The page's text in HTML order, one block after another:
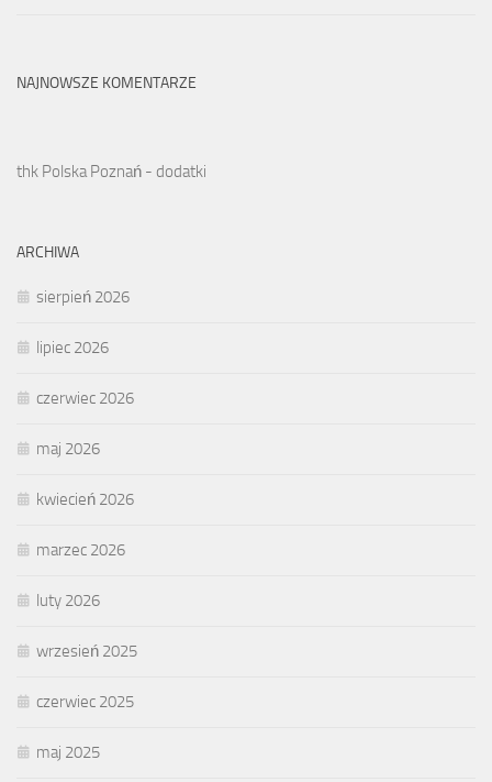
NAJNOWSZE KOMENTARZE
thk Polska Poznań - dodatki
ARCHIWA
sierpień 2026
lipiec 2026
czerwiec 2026
maj 2026
kwiecień 2026
marzec 2026
luty 2026
wrzesień 2025
czerwiec 2025
maj 2025